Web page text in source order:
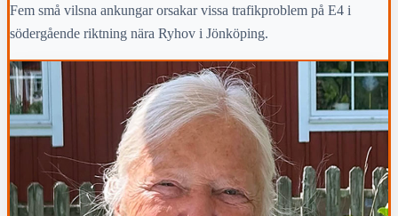
Fem små vilsna ankungar orsakar vissa trafikproblem på E4 i
södergående riktning nära Ryhov i Jönköping.